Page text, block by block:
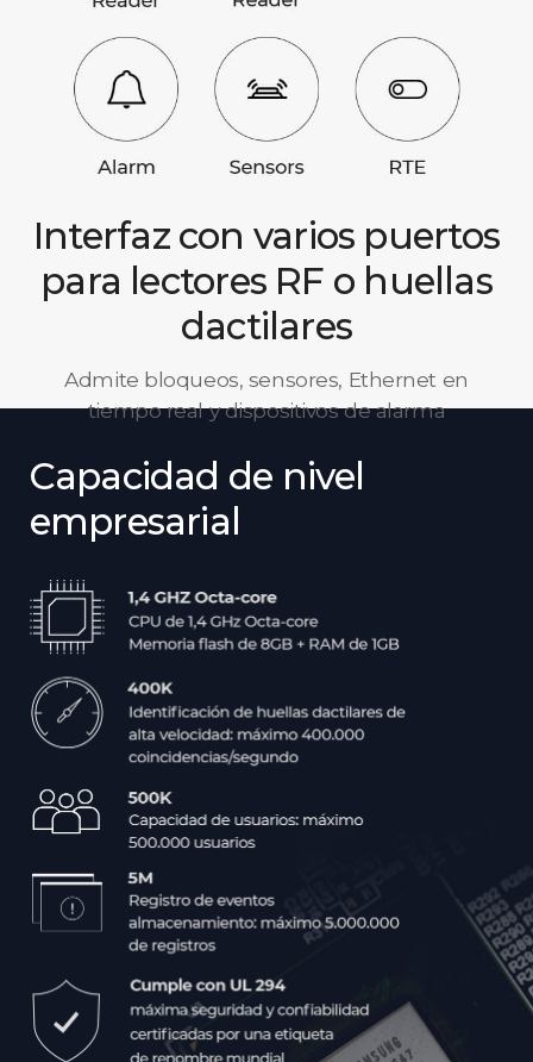
Interfaz con varios puertos
para lectores RF o huellas
dactilares
Admite bloqueos, sensores, Ethernet en
tiempo real y dispositivos de alarma
Capacidad de nivel
empresarial